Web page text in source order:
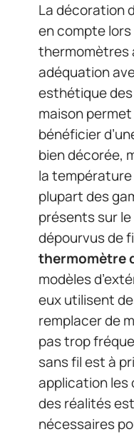
La décoration
en compte
thermomètres
adéquation
esthétique
maison
bénéficier
bien décorée,
la
plupart des
présents sur
dépourvus de
thermomètre
modèles
eux utilisent
remplacer de
pas trop
sans fil est à
application
des réalités
nécessaires